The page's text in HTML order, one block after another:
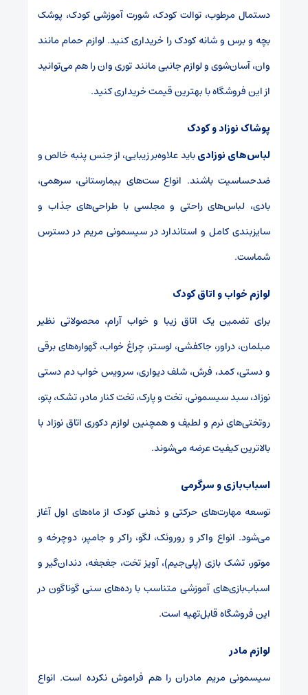
دستمال مرطوب، توالت کودک، شورت آموزشی کودک، پوشک
بچه و برس و شانه کودک را خریداری کنید. لوازم حمام مانند
وان، آسان‌شوی و لوازم جانبی مانند توری وان را هم می‌توانید
از این فروشگاه با بهترین قیمت خریداری کنید.
پوشاک نوزاد و کودک
لباس‌های نوزادیباید علاوه‌بر زیبایی، از جنس پنبه خالص و
ضدحساسیت باشند. انواع ست‌های بیمارستانی، سرهمی،
بادی، لباس‌های راحتی و مجلسی با طراحی‌های جذاب و
سایزبندی کامل و استاندارد در سیسمونی مریم در دسترس
شماست.
لوازم خواب و اتاق کودک
برای تضمین یک اتاق زیبا و خواب آرام، محصولاتی نظیر
مبلمان، دراور، جاکفشی، لوستر، چراغ خواب، گهواره‌های برقی
و دستی، کمد، فرش، شلف دیواری، سرویس خواب دم دستی
نوزاد، سبد سیسمونی، تخت و پارک، تخت کنار مادر، تشک، پتو،
روتختی‌های نرم و لطیف و همچنین لوازم دکوری اتاق نوزاد با
بالاترین کیفیت عرضه می‌شوند.
اسباب‌بازی و سرگرمی
توسعه مهارت‌های حرکتی و ذهنی کودک از ماه‌های اول آغاز
می‌شود. انواع واکر و روروئک، لگو، راکر و جامپر، دوچرخه و
موتور، تشک بازی (پلی‌جیم)، آویز تخت، جغجغه، دندان‌گیر و
اسباب‌بازی‌های آموزشی متناسب با رده‌های سنی گوناگون در
این فروشگاه قابل‌تهیه است.
لوازم مادر
سیسمونی مریم مادران را هم فراموش نکرده است. انواع